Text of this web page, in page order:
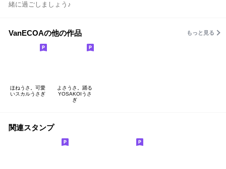
緒に過ごしましょう♪
VanECOAの他の作品 もっと見る
ほねうさ。可愛
いスカルうさぎ
よさうさ。踊る
YOSAKOIうさ
ぎ
関連スタンプ